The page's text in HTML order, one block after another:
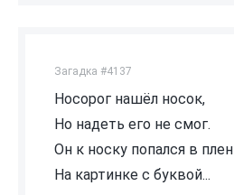
Загадка #4137
Носорог нашёл носок,
Но надеть его не смог.
Он к носку попался в плен
На картинке с буквой...